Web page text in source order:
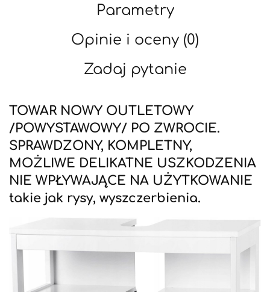
Parametry
Opinie i oceny (0)
Zadaj pytanie
TOWAR NOWY OUTLETOWY
/POWYSTAWOWY/ PO ZWROCIE.
SPRAWDZONY, KOMPLETNY,
MOŻLIWE DELIKATNE USZKODZENIA
NIE WPŁYWAJĄCE NA UŻYTKOWANIE
takie jak rysy, wyszczerbienia.